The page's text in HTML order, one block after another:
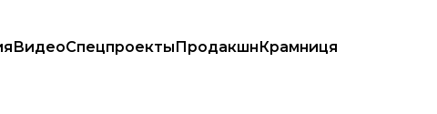
ВидеоСпецпроектыПродакшнКрамниця